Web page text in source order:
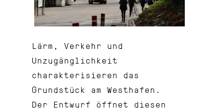
Lärm, Verkehr und
Unzugänglichkeit
charakterisieren das
Grundstück am Westhafen.
Der Entwurf öffnet diesen